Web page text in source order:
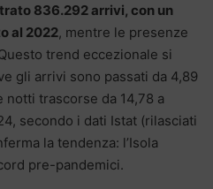
836.292 arrivi, con un
al 2022, mentre le presenze
trend eccezionale si
gli arrivi sono passati da 4,89
notti trascorse da 14,78 a
secondo i dati Istat (rilasciati
la tendenza: l’Isola
pre-pandemici.